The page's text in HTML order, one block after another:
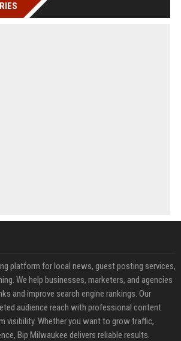
platform for local news, guest posting services,
We help businesses, marketers, and agencies
and improve search engine rankings. Our
audience reach with professional content
visibility. Whether you want to grow traffic,
Bip Milwaukee delivers reliable results.